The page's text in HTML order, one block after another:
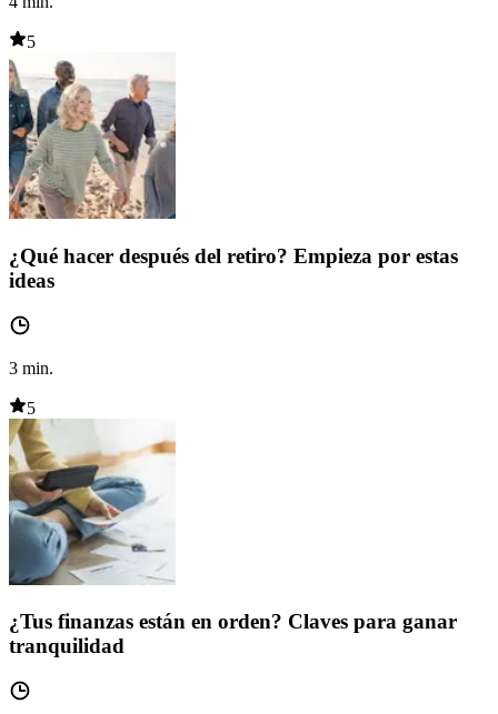
5
¿Qué hacer después del retiro? Empieza por estas
ideas
3 min.
5
¿Tus finanzas están en orden? Claves para ganar
tranquilidad